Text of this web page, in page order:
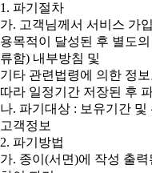
1. 파기절차
가. 고객님께서 서비스 가
용목적이 달성된 후 별도
류함) 내부방침 및
기타 관련법령에 의한 정
따라 일정기간 저장된 후
나. 파기대상 : 보유기간
고객정보
2. 파기방법
가. 종이(서면)에 작성 출